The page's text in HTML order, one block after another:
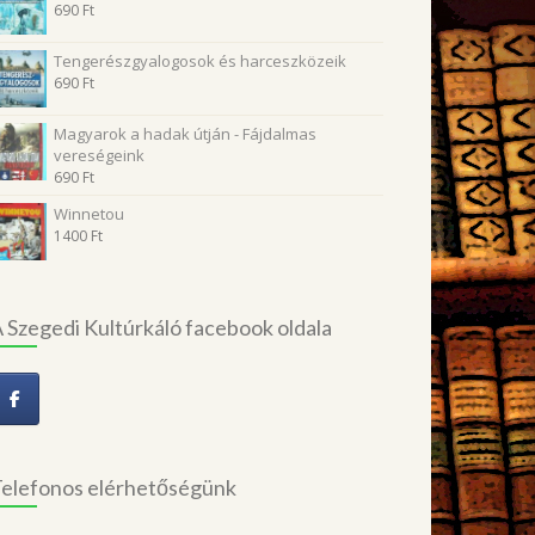
690 Ft
Tengerészgyalogosok és harceszközeik
690 Ft
Magyarok a hadak útján - Fájdalmas
vereségeink
690 Ft
Winnetou
1400 Ft
Szegedi Kultúrkáló facebook oldala
elérhetőségünk